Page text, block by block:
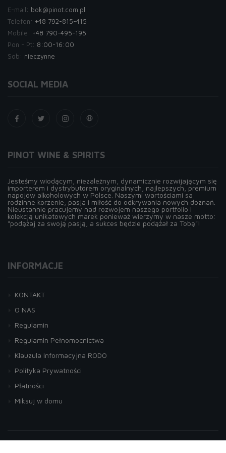
E-mail: bok@pinot.com.pl
Telefon: +48 792-815-415
Mobile: +48 790-495-195
Pon - Pt: 8:00-16:00
Sob: nieczynne
SOCIAL MEDIA
PINOT WINE & SPIRITS
Jesteśmy wiodącym, niezależnym, dynamicznie rozwijającym się
importerem i dystrybutorem oryginalnych, najlepszych, premium
napojów alkoholowych w Polsce. Naszymi wartościami sa
rodzinne korzenie, pasja i miłość do odkrywania nowych doznań.
Nieustannie pracujemy nad rozwojem naszego portfolio i
kolekcją unikatowych marek ponieważ wierzymy w nasze motto:
"podążaj za swoją pasją, a sukces będzie podążał za Tobą"!
INFORMACJE
KONTAKT
O NAS
Regulamin
Regulamin Pełnomocnictwa
Klauzula Informacyjna RODO
Polityka Prywatności
Płatności
Miksuj w domu